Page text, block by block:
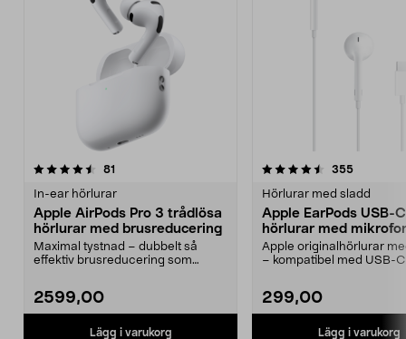
81
In-ear hörlurar
Apple AirPods Pro 3 trådlösa
hörlurar med brusreducering
Maximal tystnad – dubbelt så
effektiv brusreducering som
2599,00
Lägg i varukorg
4.5 av 5 stjärnor 355
Hörlurar med sladd
Apple EarPods USB-
hörlurar med
Apple originalhörlurar
– kompatibel med USB-
299,00
Lägg i varukorg
4.5 av 5 stjärnor